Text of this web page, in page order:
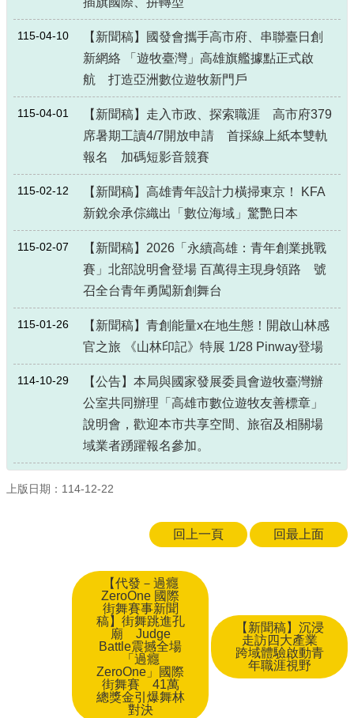
115-04-10
【新聞稿】國發會攜手高市府、串聯臺日創
新網絡 「遊牧臺灣」高雄旗艦據點正式啟
航 打造亞洲數位遊牧新門戶
115-04-01
【新聞稿】走入市政、探索職涯 高市府379
席暑期工讀4/7開放申請 首採線上紙本雙軌
報名 加碼短影音競賽
115-02-12
【新聞稿】高雄青年設計力橫掃東京！ KFA
新銳余承倧織出「數位海域」驚艷日本
115-02-07
【新聞稿】2026「永續高雄：青年創業挑戰
賽」北部說明會登場 百萬得主現身領路 號
召全台青年勇闖新創舞台
115-01-26
【新聞稿】青創能量x在地生態！開啟山林感
官之旅 《山林印記》特展 1/28 Pinway登場
114-10-29
【公告】本局與國家發展委員會遊牧臺灣辦
公室共同辦理「高雄市數位遊牧友善標章」
說明會，歡迎本市共享空間、旅宿及相關場
域業者踴躍報名參加。
上版日期：114-12-22
回上一頁 回最上面
【代發－過癮
ZeroOne 國際
街舞賽事新聞
稿】街舞跳進孔
廟 Judge
Battle震撼全場
「過癮
ZeroOne」國際
街舞賽 41萬
總獎金引爆舞林
對決
【新聞稿】沉浸
走訪四大產業
跨域體驗啟動青
年職涯視野